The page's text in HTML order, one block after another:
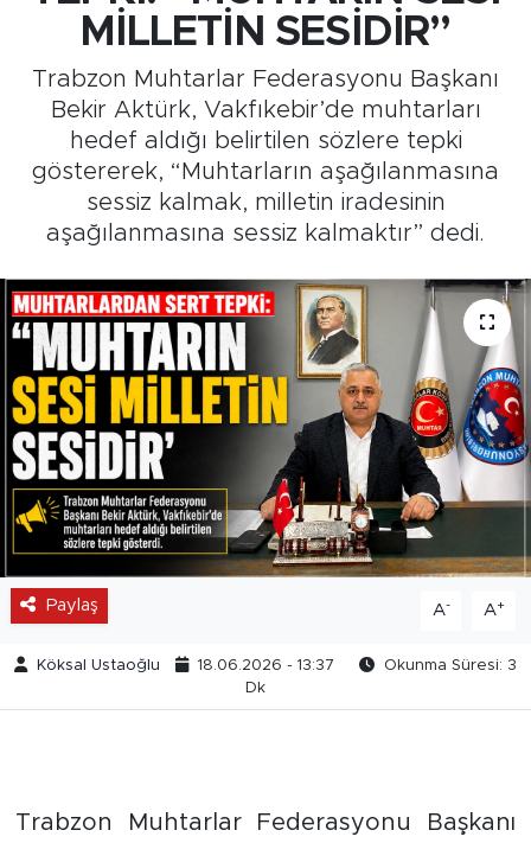
MİLLETİN SESİDİR”
Trabzon Muhtarlar Federasyonu Başkanı
Bekir Aktürk, Vakfıkebir’de muhtarları
hedef aldığı belirtilen sözlere tepki
göstererek, “Muhtarların aşağılanmasına
sessiz kalmak, milletin iradesinin
aşağılanmasına sessiz kalmaktır” dedi.
Paylaş A- A+
Köksal Ustaoğlu 18.06.2026 - 13:37
Okunma Süresi: 3
Dk
Trabzon Muhtarlar Federasyonu Başkanı
Medya
Sağlık
Siyaset
Teknoloji
GURBETTEN SILAYA
Foto Galeri
Köşe Yazarları
Manşet
Ulusal Son Dakika Haberleri